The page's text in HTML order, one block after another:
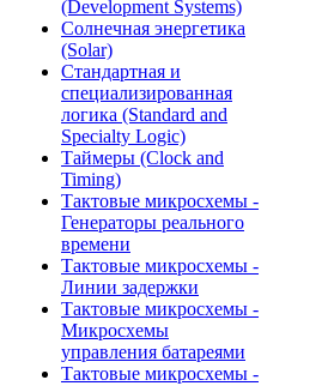
(Development Systems)
Солнечная энергетика
(Solar)
Стандартная и
специализированная
логика (Standard and
Specialty Logic)
Таймеры (Clock and
Timing)
Тактовые микросхемы -
Генераторы реального
времени
Тактовые микросхемы -
Линии задержки
Тактовые микросхемы -
Микросхемы
управления батареями
Тактовые микросхемы -